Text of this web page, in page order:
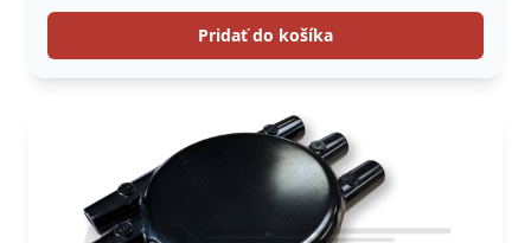
Pridať do košíka